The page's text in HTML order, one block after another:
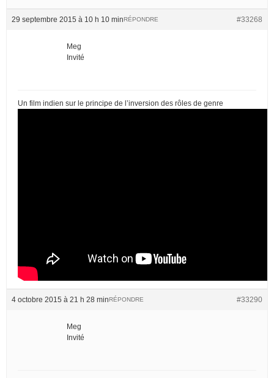
29 septembre 2015 à 10 h 10 min #33268
RÉPONDRE
Meg
Invité
Un film indien sur le principe de l’inversion des rôles de genre
4 octobre 2015 à 21 h 28 min #33290
RÉPONDRE
Meg
Invité